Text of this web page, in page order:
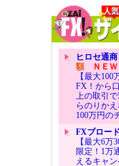
ヒロセ通
額ＮＥＷ
【最大
FX！から
上の取引
らのりか
100万円の
FXブロー
【最大6万
限定！1万
えるキャ